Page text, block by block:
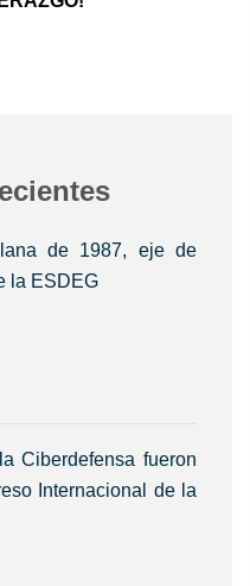
de 1987, eje de
la ESDEG
Ciberdefensa fueron
Internacional de la